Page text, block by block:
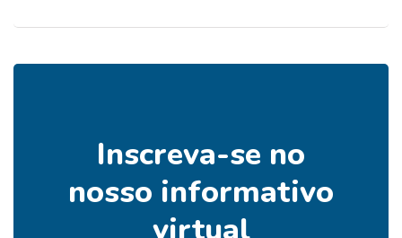
Inscreva-se no
nosso informativo